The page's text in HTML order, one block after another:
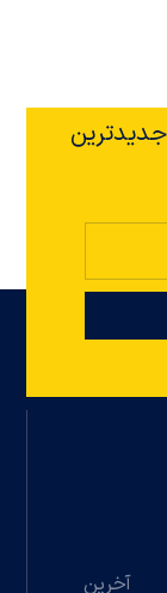
جدیدترین
آخرین